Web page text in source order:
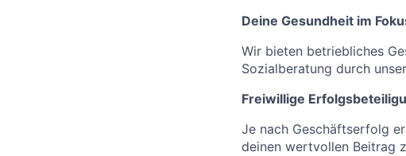
Deine Gesundheit im
Wir bieten betriebliches
Sozialberatung durch
Freiwillige
Je nach Geschäftserfolg
deinen wertvollen Beitrag